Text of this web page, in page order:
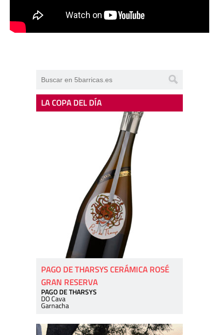
LA COPA DEL DÍA
PAGO DE THARSYS CERÁMICA ROSÉ
GRAN RESERVA
PAGO DE THARSYS
DO Cava
Garnacha